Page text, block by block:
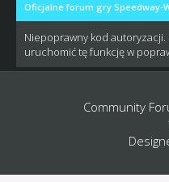
Oficjalne forum gry Speedway-
Niepoprawny kod
uruchomić tę funkcję w
Community